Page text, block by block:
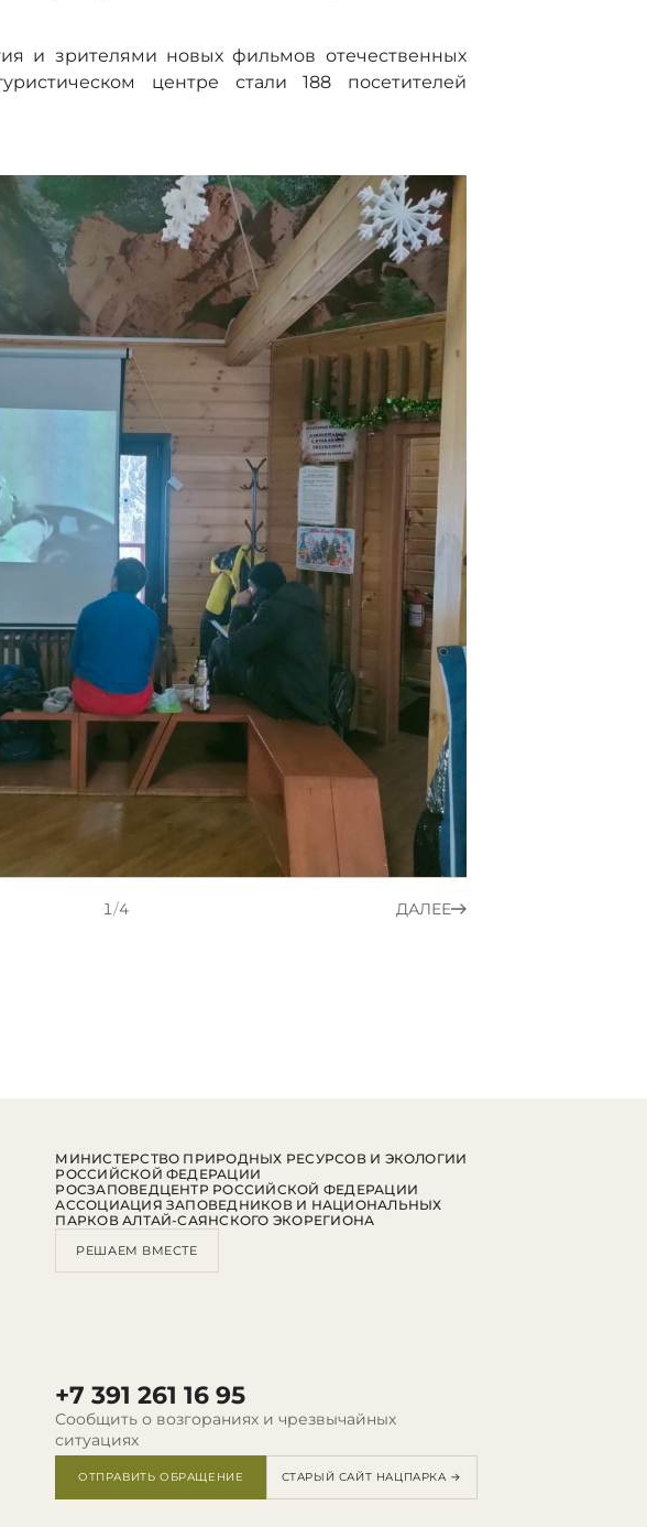
и зрителями новых фильмов отечественных
центре стали 188 посетителей
1/4 ДАЛЕЕ
+7 391 261 16 95
Сообщить о возгораниях и чрезвычайных
ситуациях
ОТПРАВИТЬ ОБРАЩЕНИЕ СТАРЫЙ САЙТ НАЦПАРКА →
МИНИСТЕРСТВО ПРИРОДНЫХ РЕСУРСОВ И ЭКОЛОГИИ
РОССИЙСКОЙ ФЕДЕРАЦИИ
РОСЗАПОВЕДЦЕНТР РОССИЙСКОЙ ФЕДЕРАЦИИ
АССОЦИАЦИЯ ЗАПОВЕДНИКОВ И НАЦИОНАЛЬНЫХ
ПАРКОВ АЛТАЙ-САЯНСКОГО ЭКОРЕГИОНА
РЕШАЕМ ВМЕСТЕ